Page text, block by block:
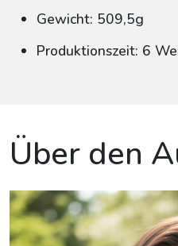
Gewicht: 509,5g
Produktionszeit: 6
Über den